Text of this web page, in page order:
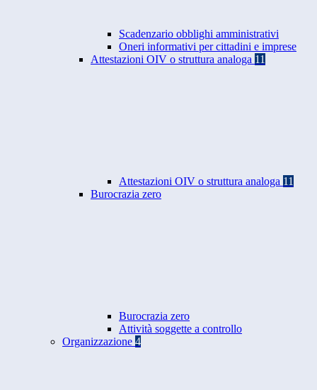
Scadenzario obblighi amministrativi
Oneri informativi per cittadini e imprese
Attestazioni OIV o struttura analoga 11
Attestazioni OIV o struttura analoga 11
Burocrazia zero
Burocrazia zero
Attività soggette a controllo
Organizzazione 4